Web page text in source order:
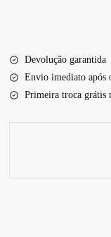
Scam
quantidade
Devolução garantida
Envio imediato após
Primeira troca grátis